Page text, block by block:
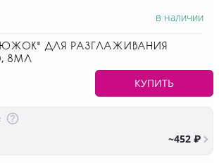
в наличии
ДЛЯ РАЗГЛАЖИВАНИЯ
8МЛ
КУПИТЬ
~452 ₽